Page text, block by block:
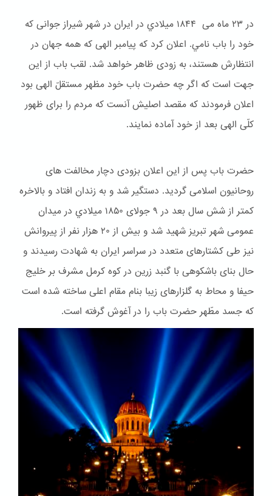
در ۲۳ ماه می ۱۸۴۴ ميلادي در ایران در شهر شیراز جوانی که
خود را باب نامي. اعلان کرد که پیامبر الهی که همه جهان در
انتظارش هستند، به زودی ظاهر خواهد شد. لقب باب از این
جهت است که اگر چه حضرت باب خود مظهر مستقلّ الهی بود
اعلان فرمودند که مقصد اصلیش آنست که مردم را برای ظهور
کلّی الهی بعد از خود آماده نمایند.
حضرت باب پس از این اعلان بزودی دچار مخالفت های
روحانیون اسلامی گردید. دستگیر شد و به زندان افتاد و بالاخره
کمتر از شش سال بعد در ۹ جولای ۱۸۵۰ ميلادي در میدان
عمومی شهر تبریز شهید شد و بیش از ۲۰ هزار نفر از پیروانش
نیز طی کشتارهای متعدد در سراسر ایران به شهادت رسیدند و
حال بنای باشكوهی با گنبد زرین در کوه کرمل مشرف بر خلیج
حیفا و محاط به گلزارهای زیبا بنام مقام اعلی ساخته شده است
که جسد مطّهر حضرت باب را در آغوش گرفته است.